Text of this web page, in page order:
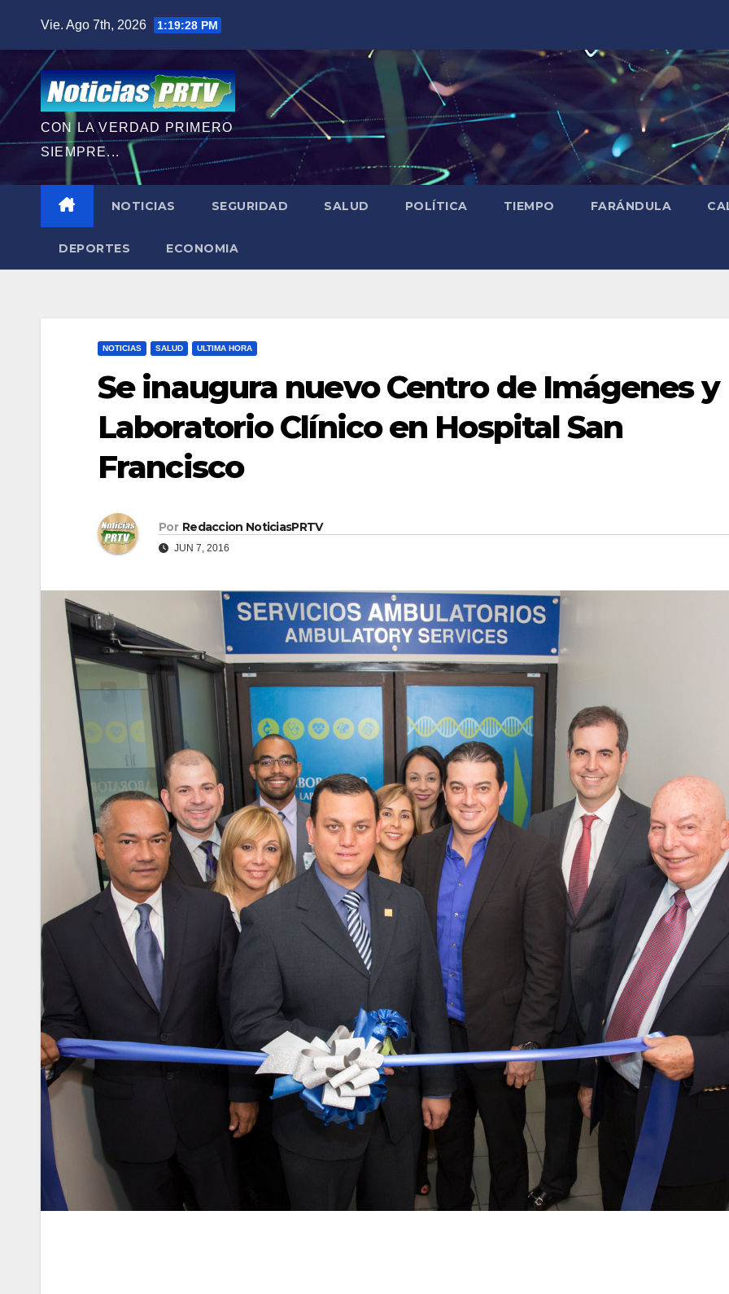
contenido
Vie. Ago 7th, 2026 1:19:30 PM
CON LA VERDAD PRIMERO
SIEMPRE...
NOTICIAS SEGURIDAD SALUD POLÍTICA TIEMPO FARÁNDULA
DEPORTES ECONOMIA
NOTICIAS SALUD ULTIMA HORA
Se inaugura nuevo Centro de Imágenes y
Laboratorio Clínico en Hospital San
Francisco
Por Redaccion NoticiasPRTV
JUN 7, 2016